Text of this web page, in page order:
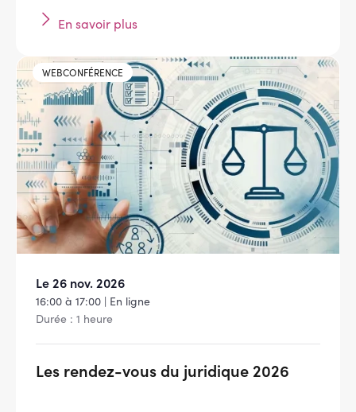
En savoir plus
ImageWEBCONFÉRENCE
Le 26 nov. 2026
16:00 à 17:00 | En ligne
Durée : 1 heure
Les rendez-vous du juridique 2026